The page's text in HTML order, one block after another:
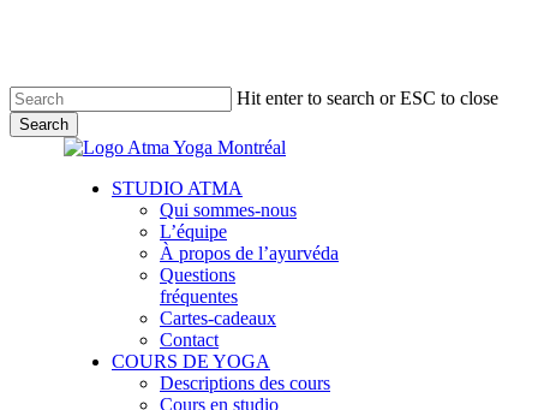
content
Hit enter to search or ESC to close
Search
Menu
STUDIO ATMA
Qui sommes-nous
L’équipe
À propos de l’ayurvéda
Questions
fréquentes
Cartes-cadeaux
Contact
COURS DE YOGA
Descriptions des cours
Cours en studio